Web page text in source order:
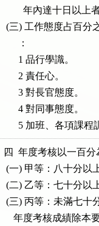
年內達十日以
(三) 工作態度占百分
      ：
      1 品行學識。
      2 責任心。
      3 對長官態度。
      4 對同事態度。
5 加班、各項課
四  年度考核以一百分
(一) 甲等：八十分以
(二) 乙等：七十分以
(三) 丙等：未滿七十
年度考核成績除